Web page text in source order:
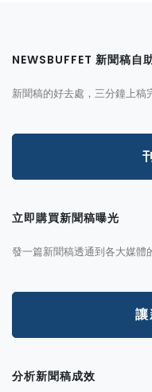
NEWSBUFFET 新聞稿自
新聞稿的好去處，三分鐘上稿
立即購買新聞稿曝光
發一篇新聞稿透通到各大媒體
分析新聞稿成效